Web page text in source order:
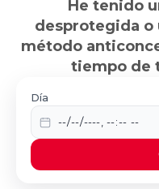
He tenido
desprotegida o
método
tiempo de
Día